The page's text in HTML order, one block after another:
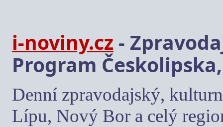
i-noviny.cz -
Program
Denní zpravodajský,
Lípu, Nový Bor a celý